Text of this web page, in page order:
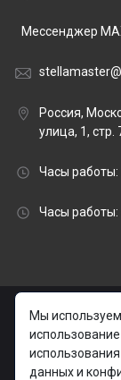
Мессенджер
Россия,
улица, 1, стр.
Часы работы:
Часы работы:
© 2026
мастерская |
Изготовление
Москве и
Мы
данных и